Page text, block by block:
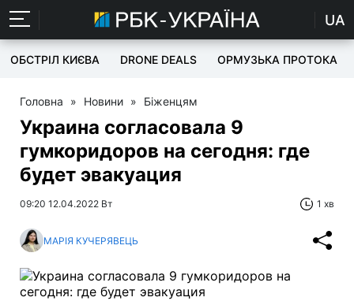
UA
ОБСТРІЛ КИЄВА DRONE DEALS ОРМУЗЬКА ПРОТОКА
Головна » Новини » Біженцям
Украина согласовала 9
гумкоридоров на сегодня: где
будет эвакуация
09:20 12.04.2022 Вт 1 хв
МАРІЯ КУЧЕРЯВЕЦЬ